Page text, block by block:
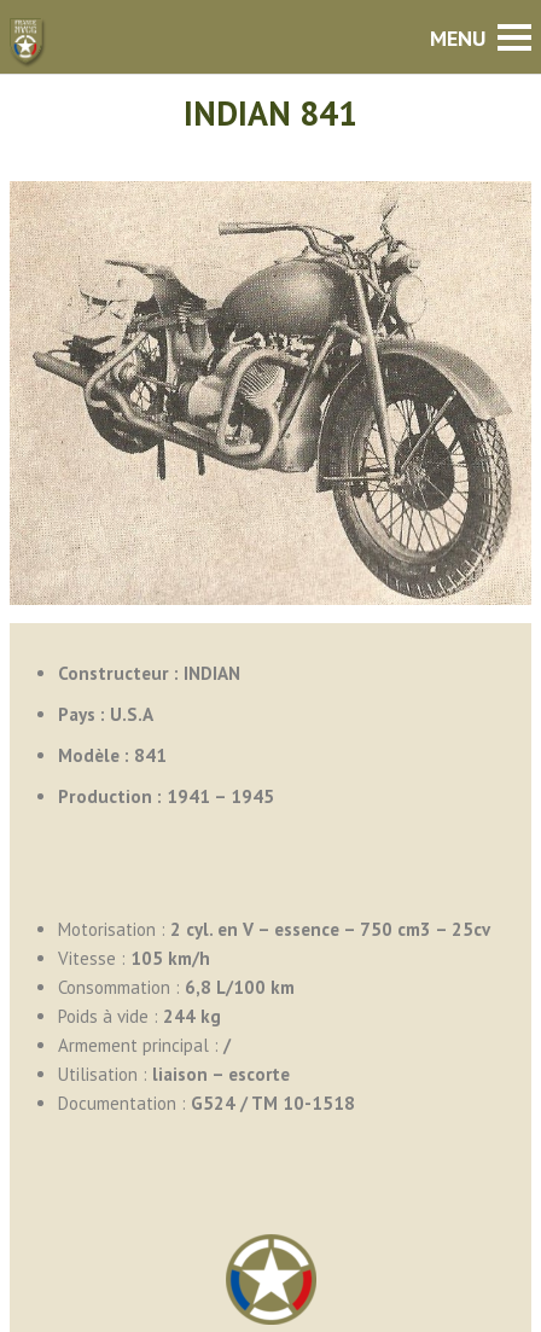
INDIAN 841
Constructeur : INDIAN
Pays : U.S.A
Modèle : 841
Production : 1941 – 1945
Motorisation : 2 cyl. en V – essence – 750 cm3 – 25cv
Vitesse : 105 km/h
Consommation : 6,8 L/100 km
Poids à vide : 244 kg
Armement principal : /
Utilisation : liaison – escorte
Documentation : G524 / TM 10-1518